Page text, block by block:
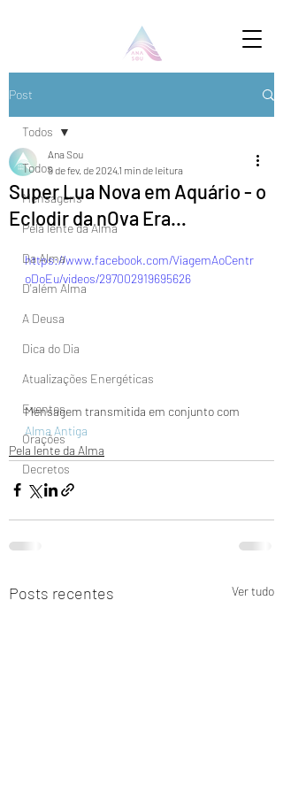
Post
Todos
Mensagens
Pela lente da Alma
Da Alma
D'além Alma
A Deusa
Dica do Dia
Atualizações Energéticas
Eventos
Orações
Decretos
Todos
Super Lua Nova em Aquário - o
Eclodir da nOva Era…
Ana Sou
9 de fev. de 20241 min de leitura
https://www.facebook.com/ViagemAoCentr
oDoEu/videos/297002919695626
Mensagem transmitida em conjunto com
Alma Antiga
Pela lente da Alma
Posts recentes Ver tudo